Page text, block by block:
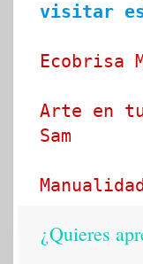
visitar
Ecobrisa
Arte en
Sam
Idea tu
¿Quieres